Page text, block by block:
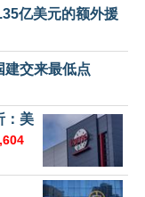
亿美元的额外援
建交来最低点
：美